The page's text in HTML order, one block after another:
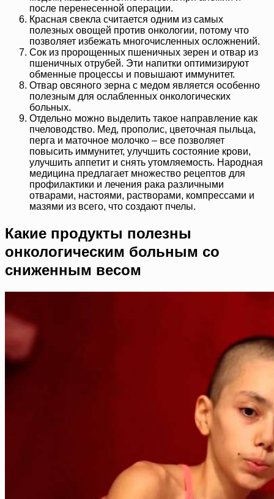
после перенесенной операции.
Красная свекла считается одним из самых
полезных овощей против онкологии, потому что
позволяет избежать многочисленных осложнений.
Сок из пророщенных пшеничных зерен и отвар из
пшеничных отрубей. Эти напитки оптимизируют
обменные процессы и повышают иммунитет.
Отвар овсяного зерна с медом является особенно
полезным для ослабленных онкологических
больных.
Отдельно можно выделить такое направление как
пчеловодство. Мед, прополис, цветочная пыльца,
перга и маточное молочко – все позволяет
повысить иммунитет, улучшить состояние крови,
улучшить аппетит и снять утомляемость. Народная
медицина предлагает множество рецептов для
профилактики и лечения рака различными
отварами, настоями, растворами, компрессами и
мазями из всего, что создают пчелы.
Какие продукты полезны
онкологическим больным со
сниженным весом